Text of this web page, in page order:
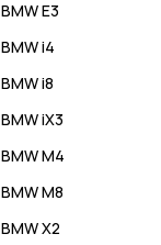
BMWE3
BMWi4
BMWi8
BMWiX3
BMWM4
BMWM8
BMWX2